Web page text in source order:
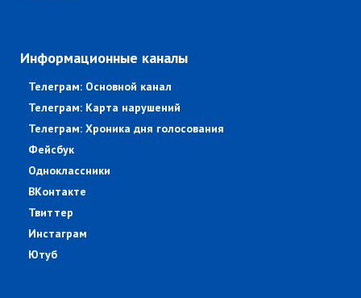
Информационные каналы
Телеграм: Основной канал
Телеграм: Карта нарушений
Телеграм: Хроника дня голосования
Фейсбук
Одноклассники
ВКонтакте
Твиттер
Инстаграм
Ютуб